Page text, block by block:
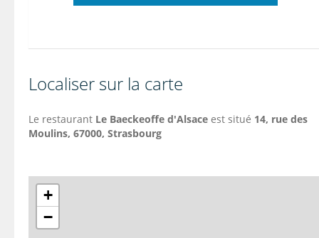
Localiser sur la carte
Le restaurant Le Baeckeoffe d'Alsace est situé 14, rue des
Moulins, 67000, Strasbourg
+
−